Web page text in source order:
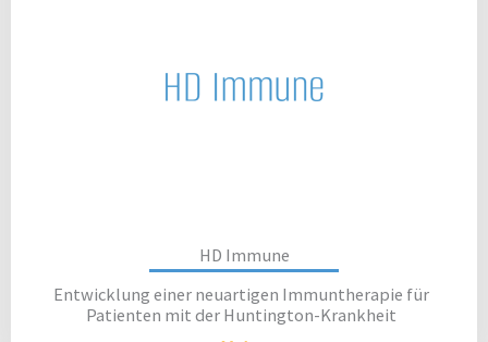
HD Immune
Entwicklung einer neuartigen Immuntherapie für
Patienten mit der Huntington-Krankheit